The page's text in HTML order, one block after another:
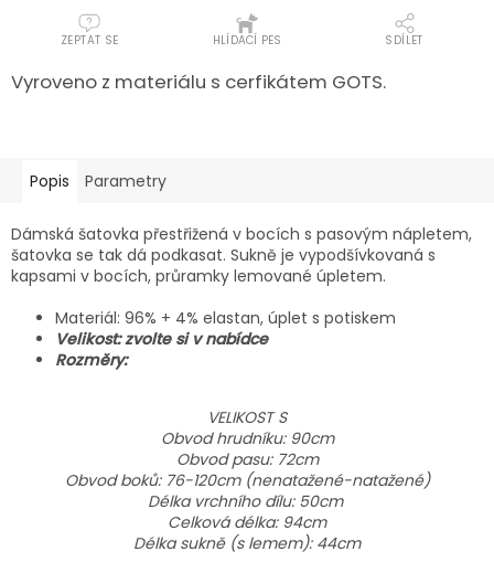
ZEPTAT SE HLÍDACÍ PES SDÍLET
Vyroveno z materiálu s cerfikátem GOTS.
Popis Parametry
Dámská šatovka přestřižená v bocích s pasovým nápletem,
šatovka se tak dá podkasat. Sukně je vypodšívkovaná s
kapsami v bocích, průramky lemované úpletem.
Materiál: 96% + 4% elastan, úplet s potiskem
Velikost: zvolte si v nabídce
Rozměry:
VELIKOST S
Obvod hrudníku: 90cm
Obvod pasu: 72cm
Obvod boků: 76-120cm (nenatažené-natažené)
Délka vrchního dílu: 50cm
Celková délka: 94cm
Délka sukně (s lemem): 44cm